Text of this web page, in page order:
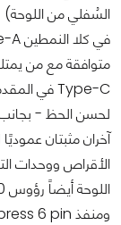
متوافقة مع من
آخران مثبتان
الأقراص ووحدات